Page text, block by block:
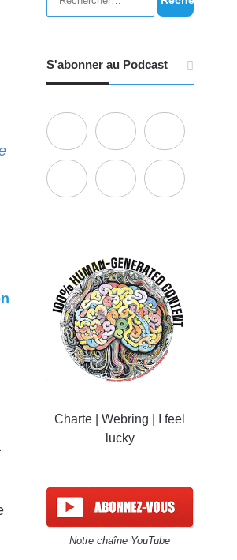
S'abonner au Podcast
Charte |Webring
I feel
lucky
Notre chaîne YouTube